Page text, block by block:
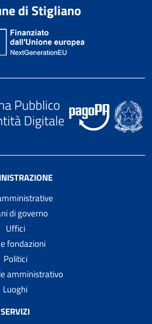
di Stigliano
di governo
Uffici
fondazioni
Politici
amministrativo
Luoghi
SERVIZI